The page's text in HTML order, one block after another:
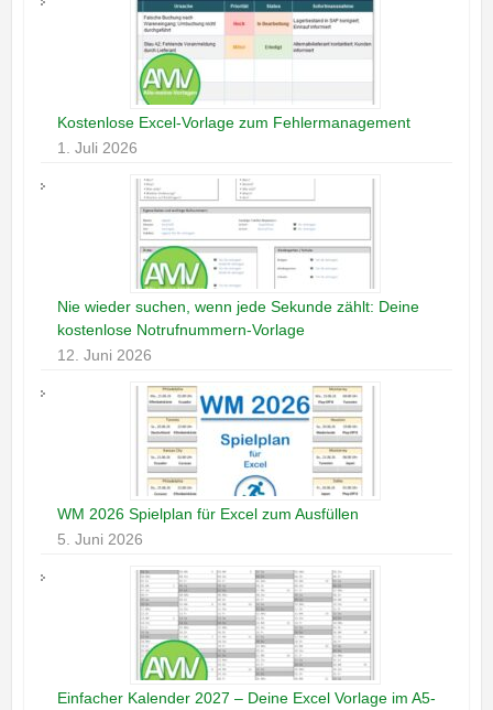
Kostenlose Excel-Vorlage zum Fehlermanagement
1. Juli 2026
Nie wieder suchen, wenn jede Sekunde zählt: Deine
kostenlose Notrufnummern-Vorlage
12. Juni 2026
WM 2026 Spielplan für Excel zum Ausfüllen
5. Juni 2026
Einfacher Kalender 2027 – Deine Excel Vorlage im A5-